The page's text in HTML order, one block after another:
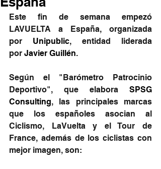
Este fin de semana empezó
LAVUELTA a España, organizada
por Unipublic, entidad liderada
por Javier Guillén.
Según el "Barómetro Patrocinio
Deportivo", que elabora SPSG
Consulting, las principales marcas
que los españoles asocian al
Ciclismo, LaVuelta y el Tour de
France, además de los ciclistas con
mejor imagen, son: